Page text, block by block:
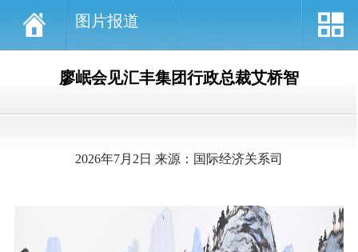
图片报道
廖岷会见汇丰集团行政总裁艾桥智
2026年7月2日 来源：国际经济关系司